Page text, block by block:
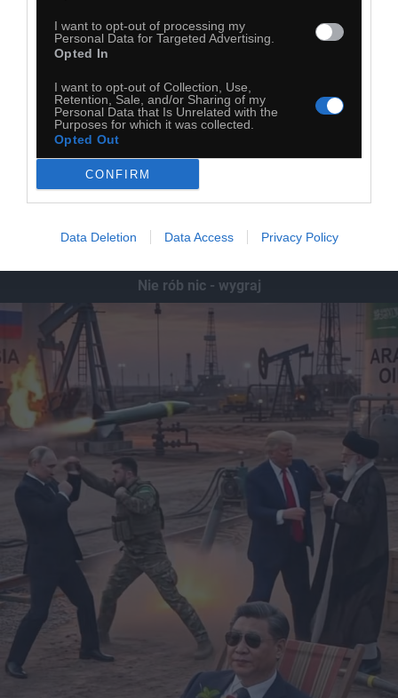
I want to opt-out of processing my
Personal Data for Targeted Advertising.
Opted In
I want to opt-out of Collection, Use,
Retention, Sale, and/or Sharing of my
Personal Data that Is Unrelated with the
Purposes for which it was collected.
Opted Out
CONFIRM
Data Deletion Data Access Privacy Policy
Nie rób nic - wygraj